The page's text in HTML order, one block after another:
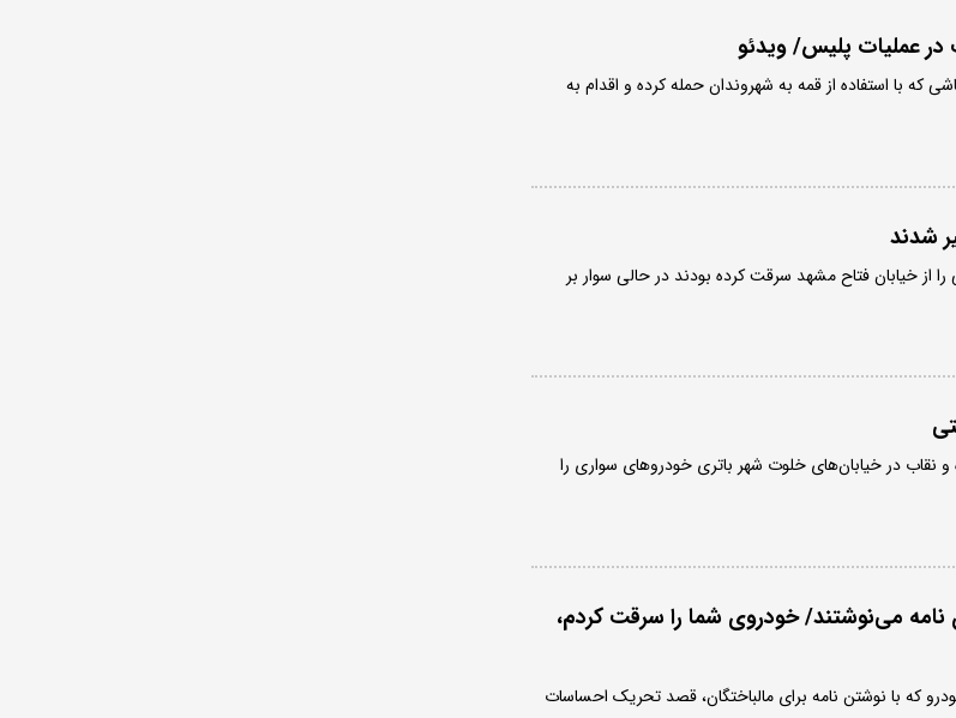
عملیات پلیس/ ویدئو
که با استفاده از قمه به شهروندان حمله کرده و اقدام به
شدند
از خیابان فتاح مشهد سرقت کرده بودند در حالی سوار بر
نقاب در خیابان‌های خلوت شهر باتری خودروهای سواری را
نامه می‌نوشتند/ خودروی شما را سرقت کردم،
که با نوشتن نامه برای مالباختگان، قصد تحریک احساسات